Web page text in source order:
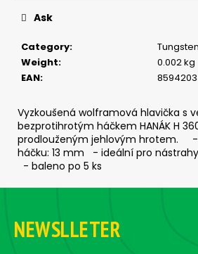
Category:
Weight:
0.002 kg
EAN:
Ask
Vyzkoušená wolframová hlavička s
bezprotihrotým háčkem HANÁK H
prodlouženým jehlovým hrotem. -
háčku: 13 mm - ideální pro
- baleno po 5 ks
W
e
c
m
m
e
n
0
-
F
NEWSLLETER